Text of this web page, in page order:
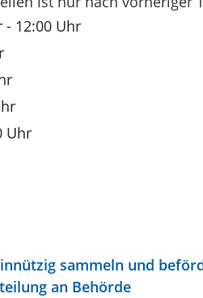
- 12:00 Uhr
Uhr
sammeln und
an Behörde